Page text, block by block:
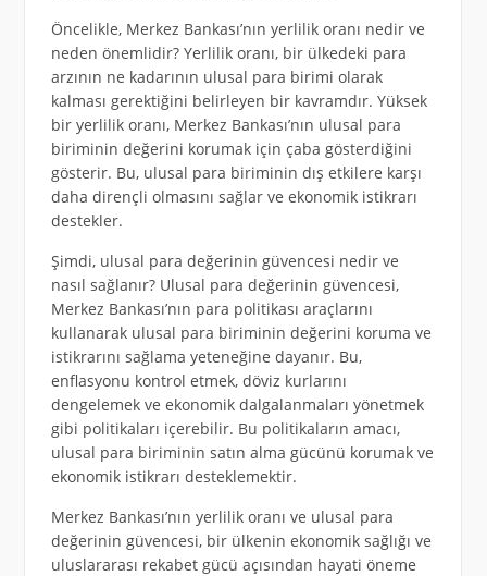
Öncelikle, Merkez Bankası’nın yerlilik oranı nedir ve
neden önemlidir? Yerlilik oranı, bir ülkedeki para
arzının ne kadarının ulusal para birimi olarak
kalması gerektiğini belirleyen bir kavramdır. Yüksek
bir yerlilik oranı, Merkez Bankası’nın ulusal para
biriminin değerini korumak için çaba gösterdiğini
gösterir. Bu, ulusal para biriminin dış etkilere karşı
daha dirençli olmasını sağlar ve ekonomik istikrarı
destekler.
Şimdi, ulusal para değerinin güvencesi nedir ve
nasıl sağlanır? Ulusal para değerinin güvencesi,
Merkez Bankası’nın para politikası araçlarını
kullanarak ulusal para biriminin değerini koruma ve
istikrarını sağlama yeteneğine dayanır. Bu,
enflasyonu kontrol etmek, döviz kurlarını
dengelemek ve ekonomik dalgalanmaları yönetmek
gibi politikaları içerebilir. Bu politikaların amacı,
ulusal para biriminin satın alma gücünü korumak ve
ekonomik istikrarı desteklemektir.
Merkez Bankası’nın yerlilik oranı ve ulusal para
değerinin güvencesi, bir ülkenin ekonomik sağlığı ve
uluslararası rekabet gücü açısından hayati öneme